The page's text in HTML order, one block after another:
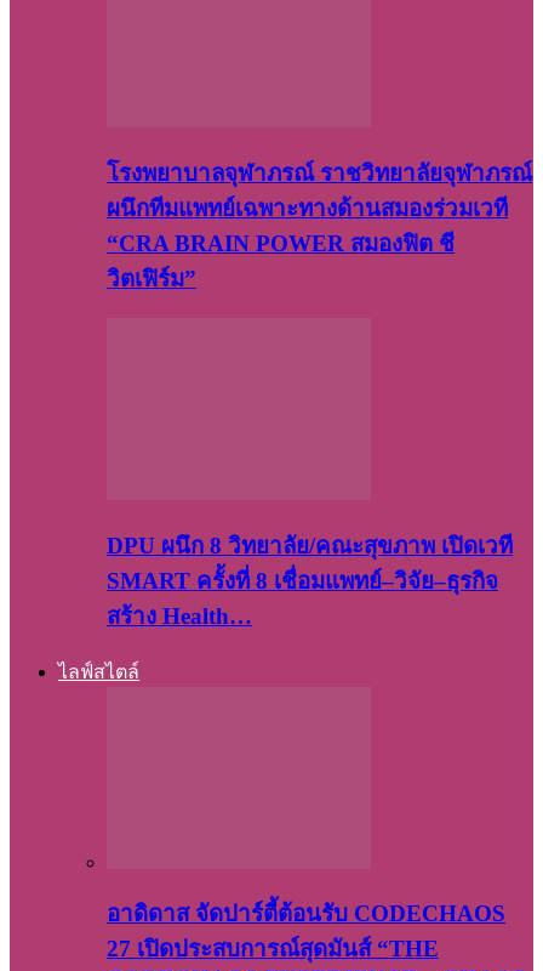
โรงพยาบาลจุฬาภรณ์ ราชวิทยาลัยจุฬาภรณ์
ผนึกทีมแพทย์เฉพาะทางด้านสมองร่วมเวที
“CRA BRAIN POWER สมองฟิต ชี
วิตเฟิร์ม”
DPU ผนึก 8 วิทยาลัย/คณะสุขภาพ เปิดเวที
SMART ครั้งที่ 8 เชื่อมแพทย์–วิจัย–ธุรกิจ
สร้าง Health…
ไลฟ์สไตล์
อาดิดาส จัดปาร์ตี้ต้อนรับ CODECHAOS
27 เปิดประสบการณ์สุดมันส์ “THE